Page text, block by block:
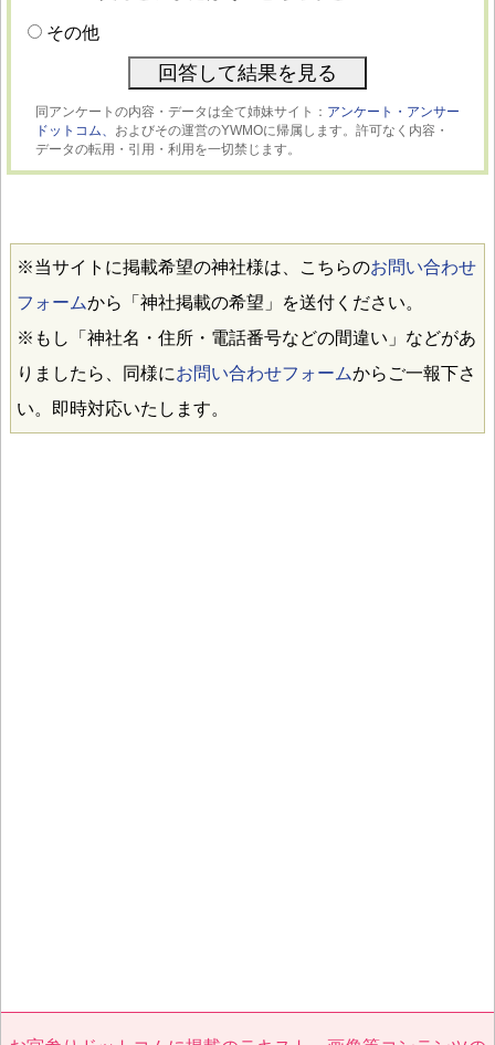
その他
同アンケートの内容・データは全て姉妹サイト： アンケート・アンサー
ドットコム、 およびその運営のYWMOに帰属します。許可なく内容・
データの転用・引用・利用を一切禁じます。
※当サイトに掲載希望の神社様は、こちらのお問い合わせ
フォームから「神社掲載の希望」を送付ください。
※もし「神社名・住所・電話番号などの間違い」などがあ
りましたら、同様にお問い合わせフォームからご一報下さ
い。即時対応いたします。